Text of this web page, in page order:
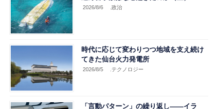
2026/8/6 .政治
時代に応じて変わりつつ地域を支え続け
てきた仙台火力発電所
2026/8/5 .テクノロジー
「言動パターン」の繰り返し――イラ